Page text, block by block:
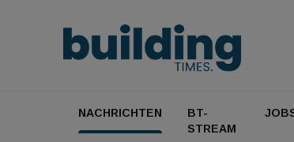
NACHRICHTEN
BT-
STREAM